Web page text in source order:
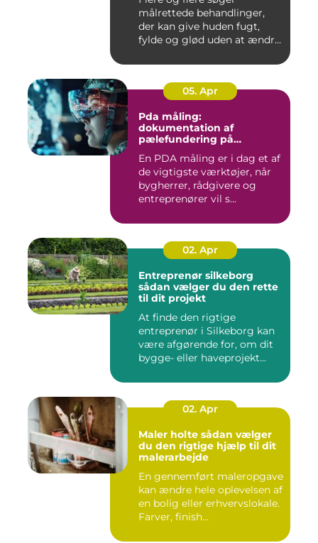
målrettede behandlinger,
der kan give huden fugt,
fylde og glød uden at ændre
05. Apr
Pda måling:
dokumentation af
pælefundering på
En PDA måling er i dag et af
de vigtigste værktøjer, når
bygherrer, rådgivere og
entreprenører vil s...
02. Apr
Entreprenør silkeborg
sådan vælger du den rette
til dit projekt
At finde den rigtige
entreprenør i Silkeborg kan
være afgørende for, om dit
bygge- eller haveprojekt...
02. Apr
Maler holte sådan vælger
du den rigtige hjælp til dit
malerarbejde
En gennemført maleropgave
kan ændre hele oplevelsen af
en bolig eller erhvervslokale.
Farver, finish...